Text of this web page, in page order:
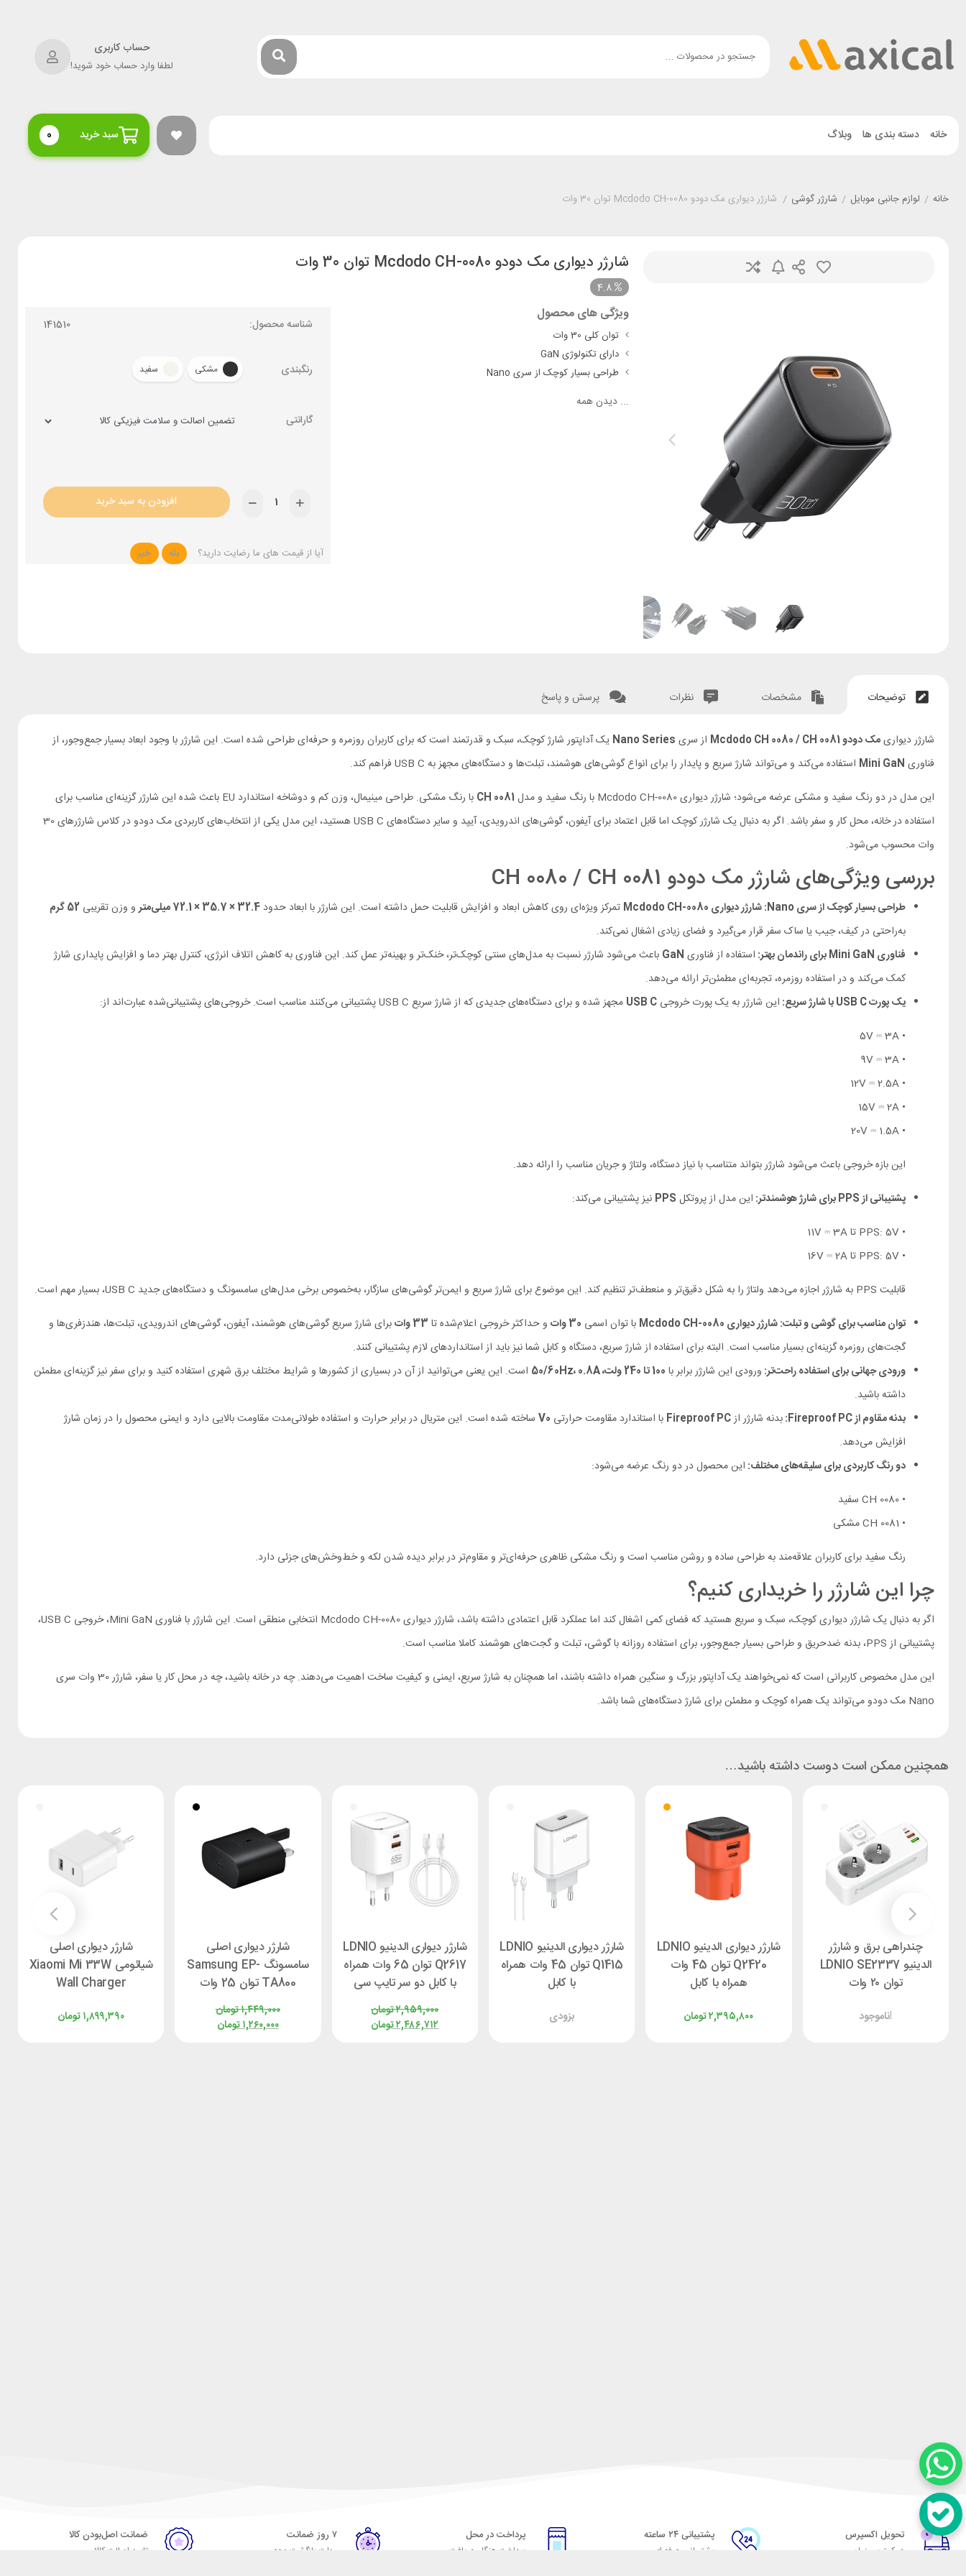
حساب کاربری
لطفا وارد حساب خود شوید!
خانه دسته بندی ها وبلاگ سبد خرید 0
خانه / لوازم جانبی موبایل / شارژر گوشی / شارژر دیواری مک دودو Mcdodo CH-0080 توان 30 وات
شارژر دیواری مک دودو Mcdodo CH-0080 توان 30 وات
4.8
ویژگی های محصول
توان کلی 30 وات
دارای تکنولوژی GaN
طراحی بسیار کوچک از سری Nano
...دیدن همه
شناسه محصول: 141510
رنگبندی مشکی سفید
گارانتی
افزودن به سبد خرید
آیا از قیمت های ما رضایت دارید؟ بله خیر
توضیحات مشخصات نظرات پرسش و پاسخ
شارژر دیواریمک دودو Mcdodo CH 0080 / CH 0081 از سری Nano Series یک آداپتور شارژ کوچک، سبک و قدرتمند است که برای کاربران روزمره و حرفه‌ای طراحی شده است. این شارژر با وجود ابعاد بسیار جمع‌وجور، از
فناوری Mini GaN استفاده می‌کند و می‌تواند شارژ سریع و پایدار را برای انواع گوشی‌های هوشمند، تبلت‌ها و دستگاه‌های مجهز به USB C فراهم کند.
این مدل در دو رنگ سفید و مشکی عرضه می‌شود؛ شارژر دیواری Mcdodo CH-0080 با رنگ سفید و مدل
CH 0081
با رنگ مشکی. طراحی مینیمال، وزن کم و دوشاخه استاندارد EU باعث شده این شارژر گزینه‌ای مناسب برای
استفاده در خانه، محل کار و سفر باشد. اگر به دنبال یک شارژر کوچک اما قابل اعتماد برای آیفون، گوشی‌های اندرویدی، آیپد و سایر دستگاه‌های USB C هستید، این مدل یکی از انتخاب‌های کاربردی مک دودو در کلاس شارژرهای 30
وات محسوب می‌شود.
بررسی ویژگی‌های شارژر مک دودو CH 0080 / CH 0081
طراحی بسیار کوچک از سری Nano: شارژر دیواری Mcdodo CH-0080 تمرکز ویژه‌ای روی کاهش ابعاد و افزایش قابلیت حمل داشته است. این شارژر با ابعاد حدود32.4 × 35.7 × 72.1 میلی‌متر و وزن تقریبی 52 گرم
به‌راحتی در کیف، جیب یا ساک سفر قرار می‌گیرد و فضای زیادی اشغال نمی‌کند.
فناوری Mini GaN برای راندمان بهتر:
استفاده از فناوری GaN باعث می‌شود شارژر نسبت به مدل‌های سنتی کوچک‌تر، خنک‌تر و بهینه‌تر عمل کند. این فناوری به کاهش اتلاف انرژی، کنترل بهتر دما و افزایش پایداری شارژ
کمک می‌کند و در استفاده روزمره، تجربه‌ای مطمئن‌تر ارائه می‌دهد.
یک پورت USB C با شارژ سریع:
این شارژر به یک پورت خروجیUSB C مجهز شده و برای دستگاه‌های جدیدی که از شارژ سریع USB C پشتیبانی می‌کنند مناسب است. خروجی‌های پشتیبانی‌شده عبارت‌اند از:
• 5V ⎓ 3A
• 9V ⎓ 3A
• 12V ⎓ 2.5A
• 15V ⎓ 2A
• 20V ⎓ 1.5A
این بازه خروجی باعث می‌شود شارژر بتواند متناسب با نیاز دستگاه، ولتاژ و جریان مناسب را ارائه دهد.
پشتیبانی از PPS برای شارژ هوشمندتر:
این مدل از پروتکل PPS نیز پشتیبانی می‌کند:
• PPS: 5V تا 11V ⎓ 3A
• PPS: 5V تا 16V ⎓ 2A
قابلیت PPS به شارژر اجازه می‌دهد ولتاژ را به شکل دقیق‌تر و منعطف‌تر تنظیم کند. این موضوع برای شارژ سریع و ایمن‌تر گوشی‌های سازگار، به‌خصوص برخی مدل‌های سامسونگ و دستگاه‌های جدید USB C، بسیار مهم است.
توان مناسب برای گوشی و تبلت: شارژر دیواری Mcdodo CH-0080
با توان اسمی 30 وات و حداکثر خروجی اعلام‌شده تا 33 وات
برای شارژ سریع گوشی‌های هوشمند، آیفون، گوشی‌های اندرویدی، تبلت‌ها، هندزفری‌ها و
گجت‌های روزمره گزینه‌ای بسیار مناسب است. البته برای استفاده از شارژ سریع، دستگاه و کابل شما نیز باید از استانداردهای لازم پشتیبانی کنند.
ورودی جهانی برای استفاده راحت‌تر: ورودی این شارژر برابر با 100 تا 240 ولت، 50/60Hz، 0.8A
است. این یعنی می‌توانید از آن در بسیاری از کشورها و شرایط مختلف برق شهری استفاده کنید و برای سفر نیز گزینه‌ای مطمئن
داشته باشید.
بدنه مقاوم از Fireproof PC:
بدنه شارژر ازFireproof PC با استاندارد مقاومت حرارتی V0 ساخته شده است. این متریال در برابر حرارت و استفاده طولانی‌مدت مقاومت بالایی دارد و ایمنی محصول را در زمان شارژ
افزایش می‌دهد.
دو رنگ کاربردی برای سلیقه‌های مختلف: این محصول در دو رنگ عرضه می‌شود:
• CH 0080 سفید
• CH 0081 مشکی
رنگ سفید برای کاربران علاقه‌مند به طراحی ساده و روشن مناسب است و رنگ مشکی ظاهری حرفه‌ای‌تر و مقاوم‌تر در برابر دیده شدن لکه و خط‌وخش‌های جزئی دارد.
چرا این شارژر را خریداری کنیم؟
اگر به دنبال یک شارژر دیواری کوچک، سبک و سریع هستید که فضای کمی اشغال کند اما عملکرد قابل اعتمادی داشته باشد، شارژر دیواری Mcdodo CH-0080 انتخابی منطقی است. این شارژر با فناوری Mini GaN، خروجی USB C،
پشتیبانی از PPS، بدنه ضدحریق و طراحی بسیار جمع‌وجور، برای استفاده روزانه با گوشی، تبلت و گجت‌های هوشمند کاملا مناسب است.
این مدل مخصوص کاربرانی است که نمی‌خواهند یک آداپتور بزرگ و سنگین همراه داشته باشند، اما همچنان به شارژ سریع، ایمنی و کیفیت ساخت اهمیت می‌دهند. چه در خانه باشید، چه در محل کار یا سفر، شارژر 30 وات سری
Nano مک دودو می‌تواند یک همراه کوچک و مطمئن برای شارژ دستگاه‌های شما باشد.
همچنین ممکن است دوست داشته باشید…
چندراهی برق و شارژر
الدینیو LDNIO SE2337
توان ۲۰ وات
ناموجود!
شارژر دیواری الدینیو LDNIO
Q2420 توان 45 وات
همراه با کابل
تومان۲,۳۹۵,۸۰۰
شارژر دیواری الدینیو LDNIO
Q1415 توان 45 وات همراه
با کابل
بزودی
شارژر دیواری الدینیو LDNIO
Q2617 توان 65 وات همراه
با کابل دو سر تایپ سی
تومان۲,۹۵۹,۰۰۰
تومان۲,۴۸۶,۷۱۲
شارژر دیواری اصلی
سامسونگ Samsung EP-
TA800 توان 25 وات
تومان۱,۴۴۹,۰۰۰
تومان۱,۲۶۰,۰۰۰
شارژر دیواری اصلی
شیائومی Xiaomi Mi 33W
Wall Charger
تومان۱,۸۹۹,۳۹۰
تحویل اکسپرس
در کمترین زمان
پشتیبانی ۲۴ ساعته
پشتیبانی حرفه ای
پرداخت در محل
پرداخت هنگام دریافت
۷ روز ضمانت
مهلت بازگشت وجه
ضمانت اصل‌بودن کالا
تایید اصالت کالا